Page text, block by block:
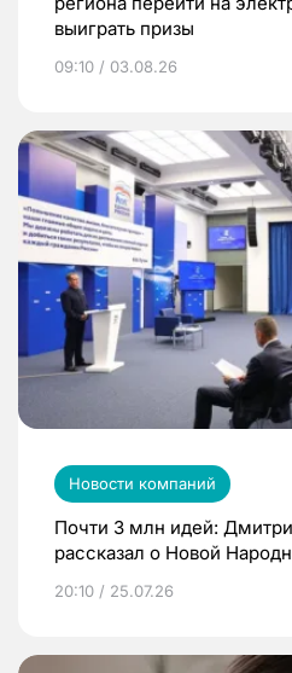
выиграть призы
09:10 / 03.08.26
Новости компаний
Почти 3 млн идей:
рассказал о Новой
20:10 / 25.07.26